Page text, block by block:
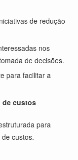
de redução
nos
de decisões.
para facilitar a
de custos
para
custos.